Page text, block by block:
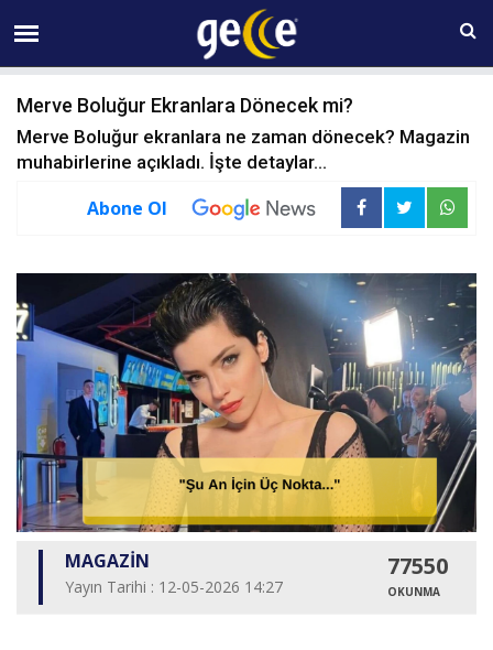
09 AĞUSTOS Pazar 09:31
Merve Boluğur Ekranlara Dönecek mi?
Merve Boluğur ekranlara ne zaman dönecek? Magazin
muhabirlerine açıkladı. İşte detaylar...
Abone Ol
MAGAZİN
Yayın Tarihi : 12-05-2026 14:27
77550
OKUNMA